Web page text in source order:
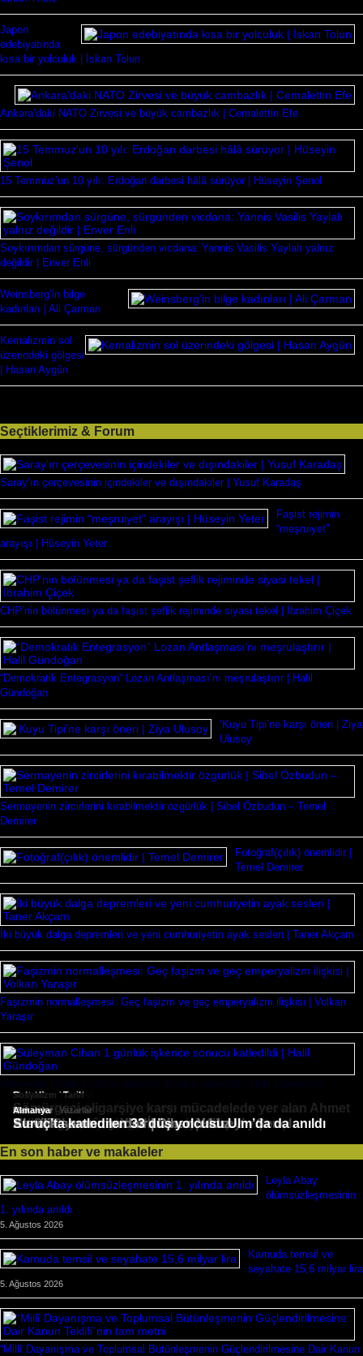
Japon
edebiyatında
kısa bir yolculuk | İskan Tolun
Ankara’daki NATO Zirvesi ve büyük cambazlık | Cemalettin Efe
15 Temmuz’un 10 yılı: Erdoğan darbesi hâlâ sürüyor | Hüseyin Şenol
Soykırımdan sürgüne, sürgünden vicdana: Yannis Vasilis Yaylalı yalnız
değildir | Enver Enli
Weinsberg’in bilge
kadınları | Ali Çarman
Kemalizmin sol
üzerindeki gölgesi
| Hasan Aygün
Seçtiklerimiz & Forum
Saray’ın çerçevesinin içindekiler ve dışındakiler | Yusuf Karadaş
Faşist rejimin
“meşruiyet”
arayışı | Hüseyin Yeter
CHP’nin bölünmesi ya da faşist şeflik rejiminde siyasi tekel | İbrahim Çiçek
“Demokratik Entegrasyon” Lozan Antlaşması’nı meşrulaştırır | Halil
Gündoğan
‘Kuyu Tipi’ne karşı öneri | Ziya
Ulusoy
Sermayenin zircirlerini kırabilmektir özgürlük | Sibel Özbudun – Temel
Demirer
Fotoğraf(çılık) önemlidir |
Temel Demirer
İki büyük dalga depremleri ve yeni cumhuriyetin ayak sesleri | Taner Akçam
Faşizmin normalleşmesi: Geç faşizm ve geç emperyalizm ilişkisi | Volkan
Yaraşır
Süleyman Cihan 1 günlük işkence sonucu katledildi | Halil Gündoğan
En çok okunanlar
Sosyalizm
Ateş Turan uğurlandı
Tarih
89 yıl sonra Seyit Rıza ve arkadaşlarının idam
fotoğrafları ortaya çıktı
Sosyalizm
Doğan Baş Hamburg’da toprağa verildi
Güncel
Figen Yüksekdağ’dan LFI’ye dayanışma mesajı
Makaleler, Yazarlar
Hafıza Köprüsü: İşte geldik gidiyoruz, şen olası
Karadeniz | Hilmi Toy
Sosyalizm
Namık Berktay, Muğla’da hayatını kaybetti
Sosyalizm ,Tarih
Sömürgeci oligarşiye karşı mücadelede yer alan Ahmet
Telli, Cigerxwîn yazısı nedeniyle hapis yatmıştı
Makaleler,Yazarlar
Ne CHP’ye ne de YENİ’sine… | Hüseyin Şenol
Makaleler
Alevilik sorununa dair | Cihan Yıldız
Almanya
Suruç’ta katledilen 33 düş yolcusu Ulm’da da anıldı
En son haber ve makaleler
Leyla Abay
ölümsüzleşmesinin
1. yılında anıldı
5. Ağustos 2026
Kamuda temsil ve
seyahate 15,6 milyar lira
5. Ağustos 2026
“Millî Dayanışma ve Toplumsal Bütünleşmenin Güçlendirilmesine Dair Kanun